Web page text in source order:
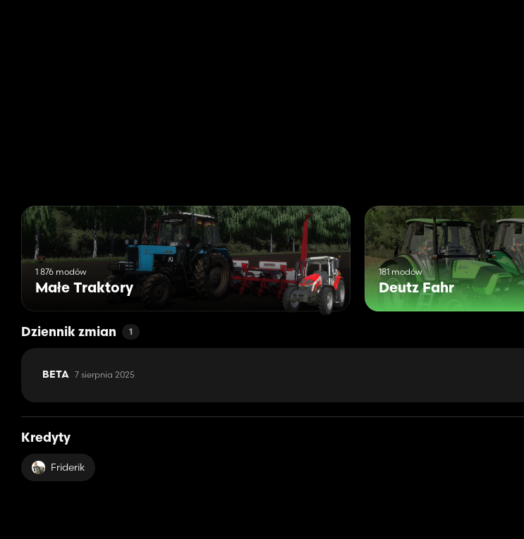
1 876 modów
Małe Traktory
181 modów
Deutz Fahr
Dziennik zmian 1
BETA 7 sierpnia 2025
Kredyty
Friderik